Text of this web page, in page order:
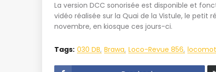
La version DCC sonorisée est disponible et
vidéo réalisée sur la Quai de la Vistule, le petit
novembre, en kiosque ces jours-ci.
Tags: 030 DB Brawa Loco-Revue 856